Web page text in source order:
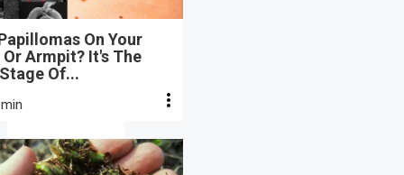
On Your
Armpit? It's The
Of...